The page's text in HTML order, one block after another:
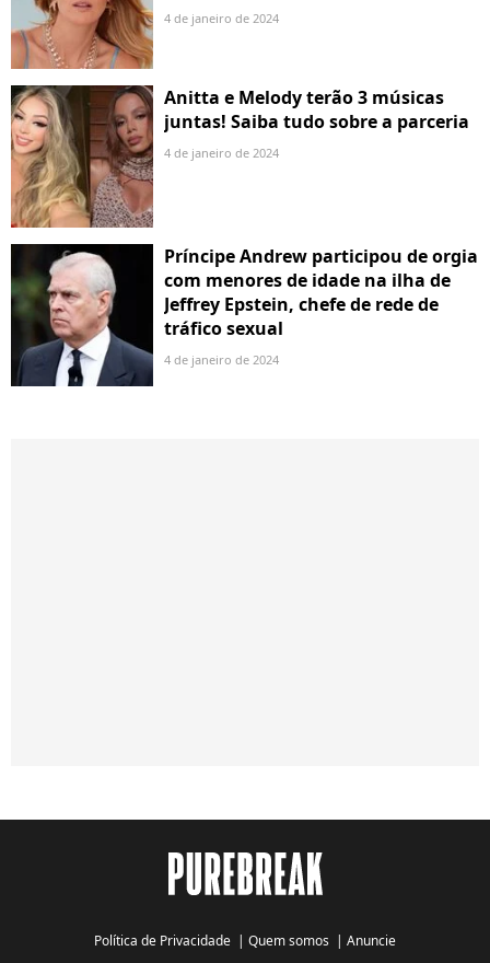
4 de janeiro de 2024
Anitta e Melody terão 3 músicas
juntas! Saiba tudo sobre a parceria
4 de janeiro de 2024
Príncipe Andrew participou de orgia
com menores de idade na ilha de
Jeffrey Epstein, chefe de rede de
tráfico sexual
4 de janeiro de 2024
Política de Privacidade | Quem somos | Anuncie